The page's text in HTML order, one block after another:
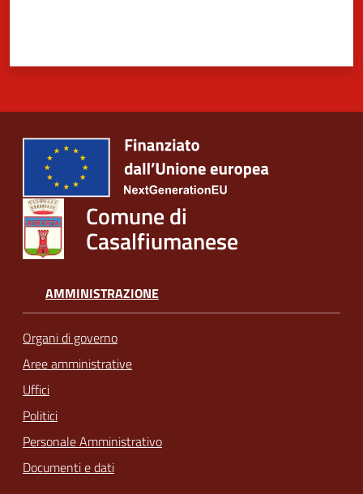
Comune di
Casalfiumanese
AMMINISTRAZIONE
Organi di governo
Aree amministrative
Uffici
Politici
Personale Amministrativo
Documenti e dati